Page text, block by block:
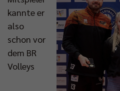
kannte er
also
schon vor
dem BR
Volleys